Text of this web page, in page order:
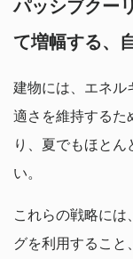
パッシブクー
て増幅する、
建物には、エネル
適さを維持するた
り、夏でもほと
い。
これらの戦略に
グを利用すること